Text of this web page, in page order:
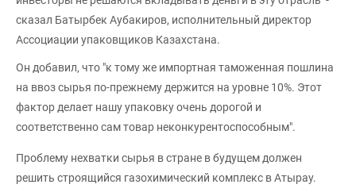
сказал Батырбек Аубакиров, исполнительный директор
Ассоциации упаковщиков Казахстана.
Он добавил, что "к тому же импортная таможенная пошлина
на ввоз сырья по-прежнему держится на уровне 10%. Этот
фактор делает нашу упаковку очень дорогой и
соответственно сам товар неконкурентоспособным".
Проблему нехватки сырья в стране в будущем должен
решить строящийся газохимический комплекс в Атырау.